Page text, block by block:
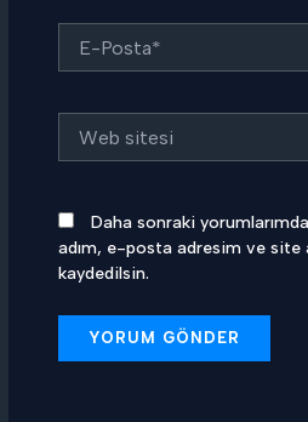
Posta*
sitesi
Daha sonraki
adım, e-posta adresim ve site
kaydedilsin.